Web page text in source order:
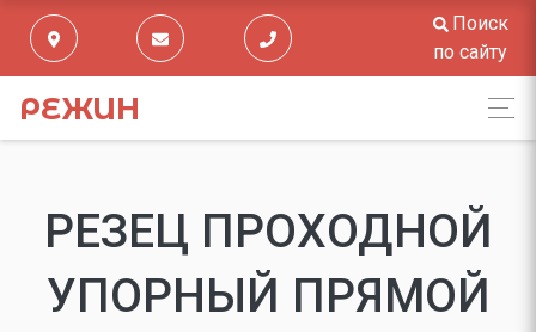
Поиск
по сайту
РЕЖИН
РЕЗЕЦ ПРОХОДНОЙ
УПОРНЫЙ ПРЯМОЙ